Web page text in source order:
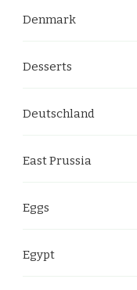
Denmark
Desserts
Deutschland
East Prussia
Eggs
Egypt